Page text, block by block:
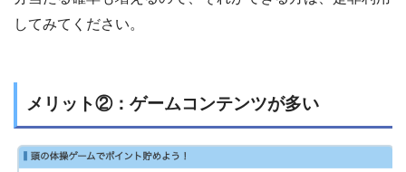
してみてください。
メリット②：ゲームコンテンツが多い